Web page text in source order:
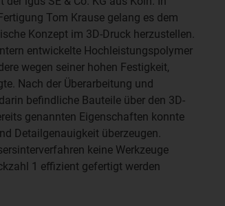
Tom Krause gelang es dem
Konzept im 3D-Druck herzustellen.
entwickelte Hochleistungspolymer
wegen seiner hohen Festigkeit,
Nach der Überarbeitung und
befindliche Bauteile über den 3D-
genannten Eigenschaften konnte
Detailgenauigkeit überzeugen.
keine Werkzeuge
1 effizient gefertigt werden